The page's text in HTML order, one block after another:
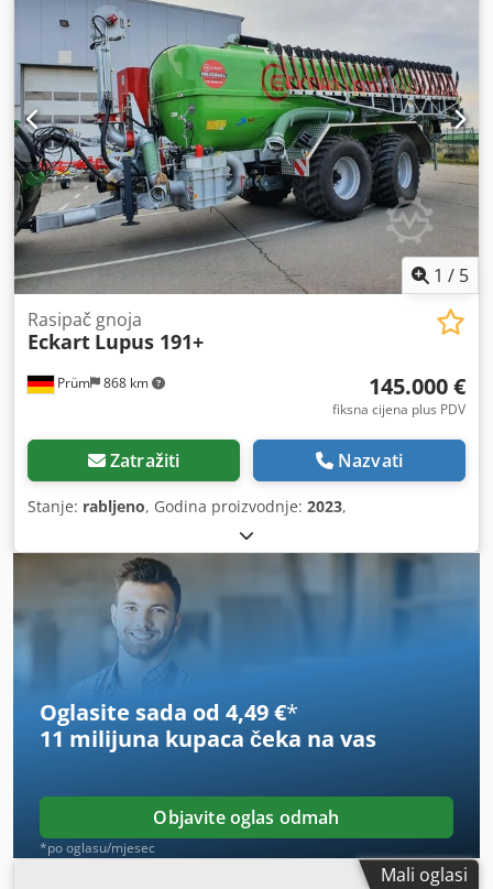
1 / 5
Prüm 868 km
Rasipač gnoja
Eckart Lupus 191+
145.000 €
fiksna cijena plus PDV
Zatražiti Nazvati
Stanje: rabljeno, Godina proizvodnje: 2023,
Oglasite sada od 4,49 €*
11 milijuna kupaca čeka na vas
Objavite oglas odmah
*po oglasu/mjesec
Mali oglasi